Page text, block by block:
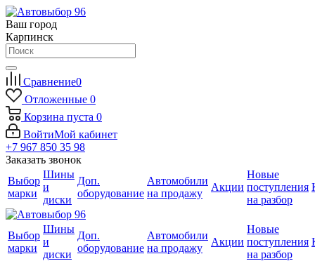
Ваш город
Карпинск
Сравнение0
Отложенные 0
Корзина пуста 0
ВойтиМой кабинет
+7 967 850 35 98
Заказать звонок
Выбор
марки
Шины
и
диски
Доп.
оборудование
Автомобили
на продажу
Акции
Новые
поступления
на разбор
Выбор
марки
Шины
и
диски
Доп.
оборудование
Автомобили
на продажу
Акции
Новые
поступления
на разбор